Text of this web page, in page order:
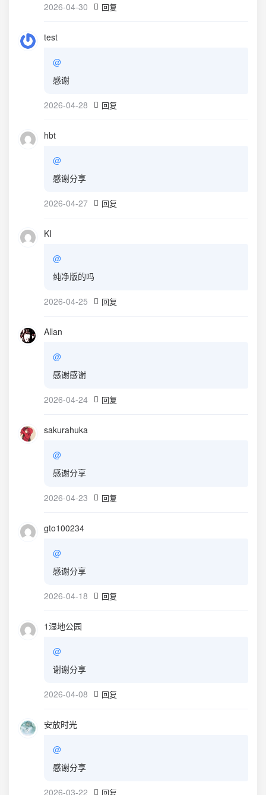
2026-04-30 回复
test
@
感谢
2026-04-28 回复
hbt
@
感谢分享
2026-04-27 回复
KI
@
纯净版的吗
2026-04-25 回复
Allan
@
感谢感谢
2026-04-24 回复
sakurahuka
@
感谢分享
2026-04-23 回复
gto100234
@
感谢分享
2026-04-18 回复
1湿地公园
@
谢谢分享
2026-04-08 回复
安放时光
@
感谢分享
2026-03-22 回复